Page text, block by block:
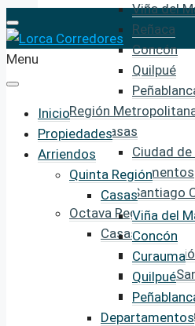
Viña del
Reñaca
Concón
Quilpué
Región
Casas
Ciudad
Departamentos
Santiago
Octava Región
Casas
Lomas
Lomas
Menu
Inicio
Propiedades
Arriendos
Quinta Región
Casas
Viña del
Concón
Curauma
Quilpué
Departamentos